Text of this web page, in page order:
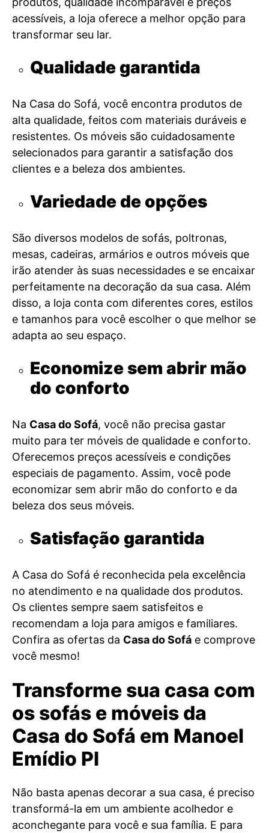
acessíveis, a loja oferece a melhor opção para
transformar seu lar.
Qualidade garantida
Na Casa do Sofá, você encontra produtos de
alta qualidade, feitos com materiais duráveis e
resistentes. Os móveis são cuidadosamente
selecionados para garantir a satisfação dos
clientes e a beleza dos ambientes.
Variedade de opções
São diversos modelos de sofás, poltronas,
mesas, cadeiras, armários e outros móveis que
irão atender às suas necessidades e se encaixar
perfeitamente na decoração da sua casa. Além
disso, a loja conta com diferentes cores, estilos
e tamanhos para você escolher o que melhor se
adapta ao seu espaço.
Economize sem abrir mão
do conforto
Na Casa do Sofá, você não precisa gastar
muito para ter móveis de qualidade e conforto.
Oferecemos preços acessíveis e condições
especiais de pagamento. Assim, você pode
economizar sem abrir mão do conforto e da
beleza dos seus móveis.
Satisfação garantida
A Casa do Sofá é reconhecida pela excelência
no atendimento e na qualidade dos produtos.
Os clientes sempre saem satisfeitos e
recomendam a loja para amigos e familiares.
Confira as ofertas da Casa do Sofá e comprove
você mesmo!
Transforme sua casa com
os sofás e móveis da
Casa do Sofá em Manoel
Emídio PI
Não basta apenas decorar a sua casa, é preciso
transformá-la em um ambiente acolhedor e
aconchegante para você e sua família. E para